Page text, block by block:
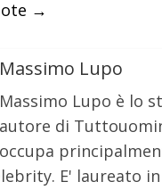
→
Massimo Lupo
Massimo Lupo è lo
autore di
occupa
E' laureato